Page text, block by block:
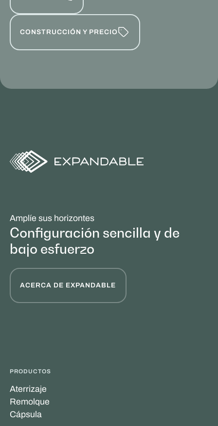
CONSTRUCCIÓN Y PRECIO
Amplíe sus horizontes
Configuración sencilla y de
bajo esfuerzo
ACERCA DE EXPANDABLE
PRODUCTOS
Aterrizaje
Remolque
Cápsula